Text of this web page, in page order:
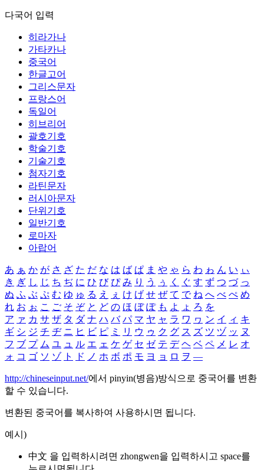
다국어 입력
히라가나
가타카나
중국어
한글고어
그리스문자
프랑스어
독일어
히브리어
괄호기호
학술기호
기술기호
첨자기호
라틴문자
러시아문자
단위기호
일반기호
로마자
아랍어
あ ぁ か が さ ざ た だ な は ば ぱ ま や ゃ ら わ ゎ ん い ぃ
き ぎ し じ ち ぢ に ひ び ぴ み り う ぅ く ぐ す ず つ づ っ
ぬ ふ ぶ ぷ む ゆ ゅ る え ぇ け げ せ ぜ て で ね へ べ ぺ め
れ お ぉ こ ご そ ぞ と ど の ほ ぼ ぽ も よ ょ ろ を
ア ァ カ サ ザ タ ダ ナ ハ バ パ マ ヤ ャ ラ ワ ヮ ン イ ィ キ
ギ シ ジ チ ヂ ニ ヒ ビ ピ ミ リ ウ ゥ ク グ ス ズ ツ ヅ ッ ヌ
フ ブ プ ム ユ ュ ル エ ェ ケ ゲ セ ゼ テ デ ヘ ベ ペ メ レ オ
ォ コ ゴ ソ ゾ ト ド ノ ホ ボ ポ モ ヨ ョ ロ ヲ ―
http://chineseinput.net/에서 pinyin(병음)방식으로 중국어를 변환
할 수 있습니다.
변환된 중국어를 복사하여 사용하시면 됩니다.
예시)
中文 을 입력하시려면 zhongwen을 입력하시고 space를